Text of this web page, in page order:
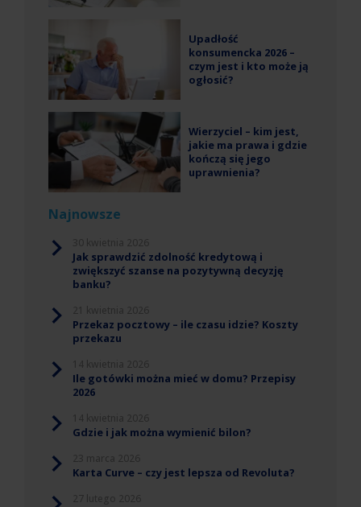
Upadłość
konsumencka 2026 –
czym jest i kto może ją
ogłosić?
Wierzyciel – kim jest,
jakie ma prawa i gdzie
kończą się jego
uprawnienia?
Najnowsze
Jak sprawdzić zdolność kredytową i
zwiększyć szanse na pozytywną decyzję
banku?
Przekaz pocztowy – ile czasu idzie? Koszty
przekazu
Ile gotówki można mieć w domu? Przepisy
2026
Gdzie i jak można wymienić bilon?
Karta Curve – czy jest lepsza od Revoluta?